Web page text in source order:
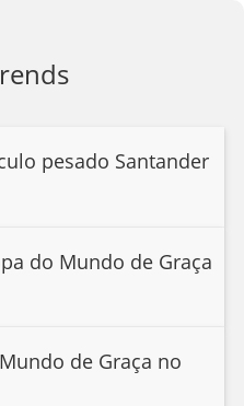
pesado Santander
do Mundo de Graça
de Graça no